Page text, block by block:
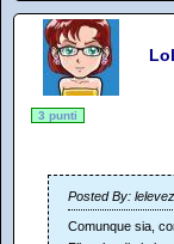
3 punti
Posted By: lelevez
Comunque sia,